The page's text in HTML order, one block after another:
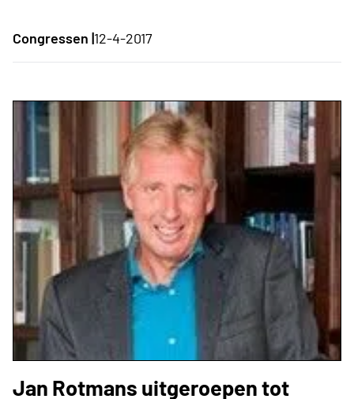
Congressen |12-4-2017
Jan Rotmans uitgeroepen tot